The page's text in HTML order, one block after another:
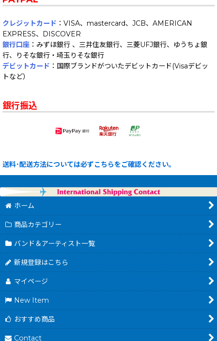
クレジットカード ：VISA、mastercard、JCB、AMERICAN
EXPRESS、DISCOVER
銀行口座 ：みずほ銀行 、三井住友銀行、三菱UFJ銀行、ゆうちょ銀
行、りそな銀行・埼玉りそな銀行
デビットカード ：国際ブランドがついたデビットカード(Visaデビッ
トなど）
銀行振込
送料･配送方法については必ずこちらをご確認ください。
ホーム
商品カテゴリー
バンド＆アーティスト一覧
新規登録はこちら
マイページ
New Item
おすすめ商品
Contact